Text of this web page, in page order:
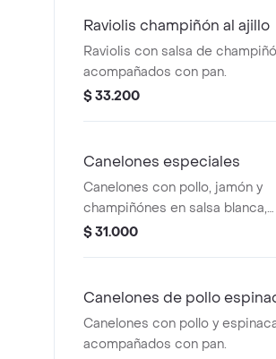
Raviolis champiñón al ajillo
Raviolis con salsa de
acompañados con pan.
$ 33.200
Canelones especiales
Canelones con pollo, jamón y
champiñónes en salsa blanca,
acompañados con pan.
$ 31.000
Canelones de pollo
Canelones con pollo y
acompañados con pan.